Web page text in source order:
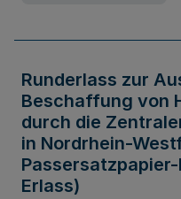
Runderlass zur
Beschaffung von
durch die
in Nordrhein-
Erlass)